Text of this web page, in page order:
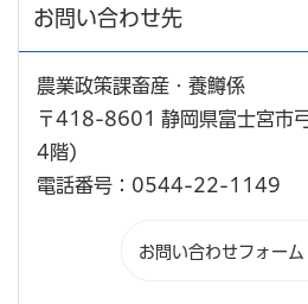
お問い合わせ先
農業政策課畜産・養鱒係
〒418-8601 静岡県富士宮市
4階)
電話番号：0544-22-1149